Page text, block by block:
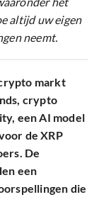
altijd uw eigen
neemt.
markt
crypto
een AI model
de XRP
De
een
die